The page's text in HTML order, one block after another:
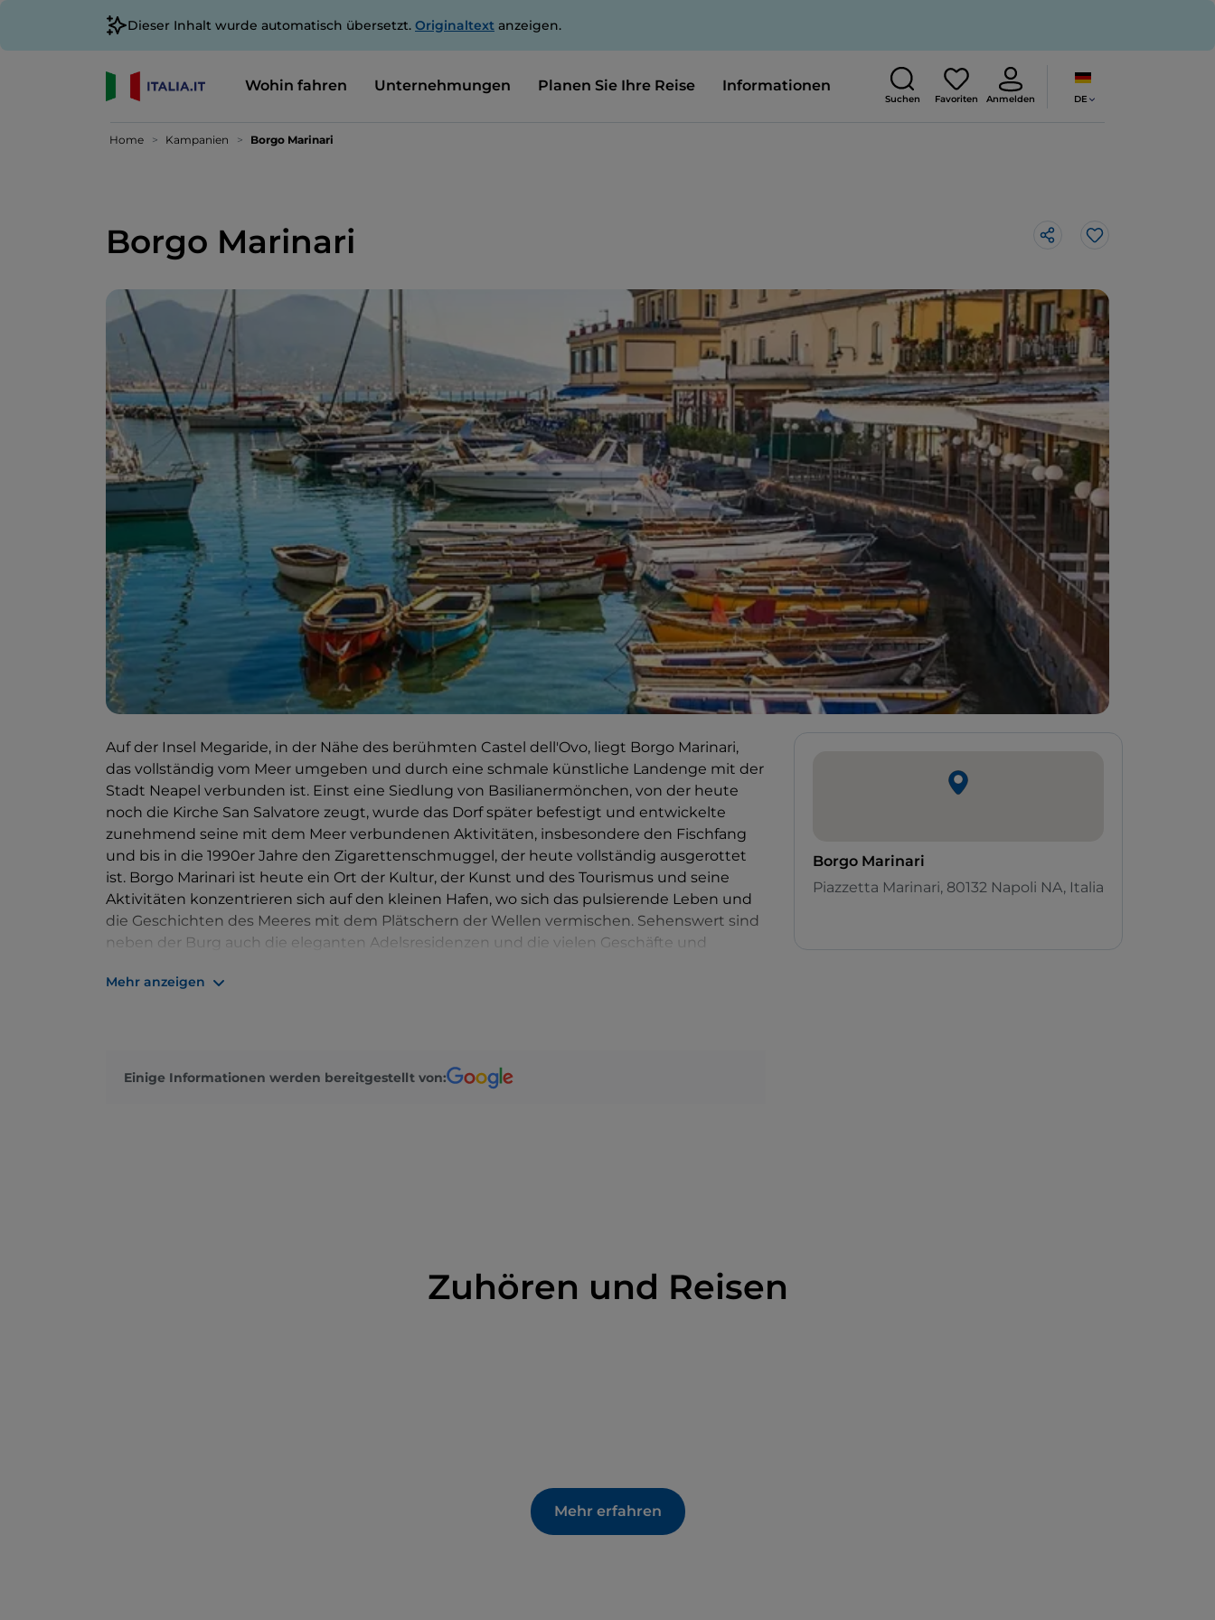
Dieser Inhalt wurde automatisch übersetzt. Originaltext anzeigen.
Wohin fahren Unternehmungen Planen Sie Ihre Reise Informationen
Suchen Favoriten Anmelden DE
Home Kampanien Borgo Marinari
Borgo Marinari Like
Auf der Insel Megaride, in der Nähe des berühmten Castel dell'Ovo, liegt Borgo Marinari,
das vollständig vom Meer umgeben und durch eine schmale künstliche Landenge mit der
Stadt Neapel verbunden ist. Einst eine Siedlung von Basilianermönchen, von der heute
noch die Kirche San Salvatore zeugt, wurde das Dorf später befestigt und entwickelte
zunehmend seine mit dem Meer verbundenen Aktivitäten, insbesondere den Fischfang
und bis in die 1990er Jahre den Zigarettenschmuggel, der heute vollständig ausgerottet
ist. Borgo Marinari ist heute ein Ort der Kultur, der Kunst und des Tourismus und seine
Aktivitäten konzentrieren sich auf den kleinen Hafen, wo sich das pulsierende Leben und
die Geschichten des Meeres mit dem Plätschern der Wellen vermischen. Sehenswert sind
neben der Burg auch die eleganten Adelsresidenzen und die vielen Geschäfte und
Mehr anzeigen
Einige Informationen werden bereitgestellt von:
Borgo Marinari
Piazzetta Marinari, 80132 Napoli NA, Italia
Zuhören und Reisen
Mehr erfahren